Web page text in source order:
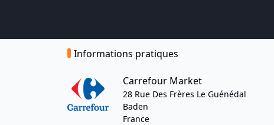
Informations pratiques
Carrefour Market
28 Rue Des Frères Le Guénédal
Baden
France